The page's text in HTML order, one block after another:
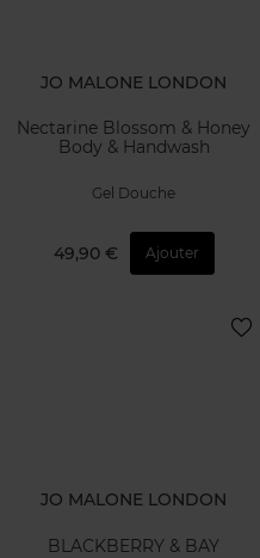
JO MALONE LONDON
Nectarine Blossom & Honey
Body & Handwash
Gel Douche
49,90 € Ajouter
JO MALONE LONDON
BLACKBERRY & BAY